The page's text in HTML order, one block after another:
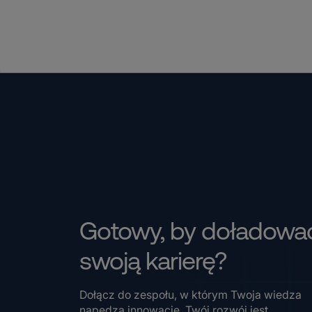
Gotowy, by
swoją karierę?
Dołącz do zespołu, w którym Twoja wiedza